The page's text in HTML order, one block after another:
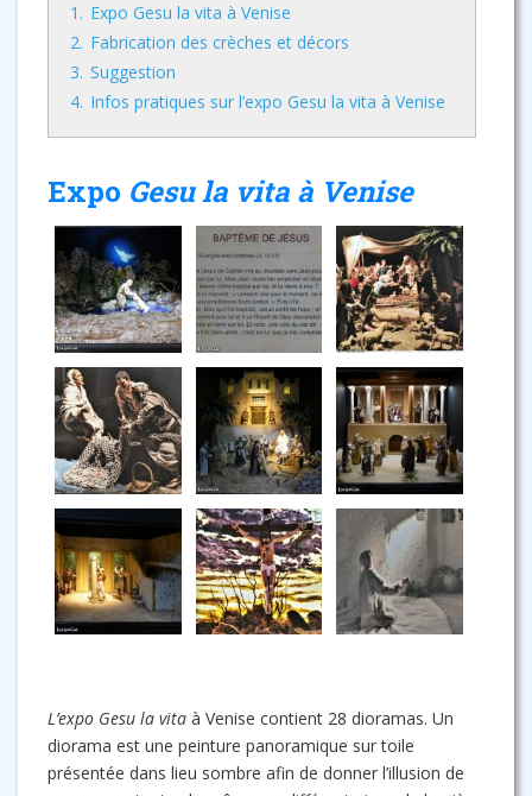
1. Expo Gesu la vita à Venise
2. Fabrication des crèches et décors
3. Suggestion
4. Infos pratiques sur l’expo Gesu la vita à Venise
Expo Gesu la vita à Venise
L’expo Gesu la vita à Venise contient 28 dioramas. Un
diorama est une peinture panoramique sur toile
présentée dans lieu sombre afin de donner l’illusion de